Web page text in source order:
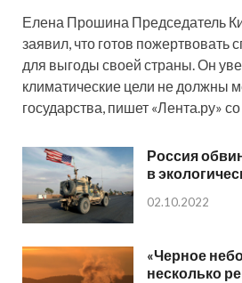
Елена Прошина Председатель
заявил, что готов пожертвовать
для выгоды своей страны. Он
климатические цели не должны
государства, пишет «Лента.ру»
Россия
в
02.10.2022
«Черное
несколько